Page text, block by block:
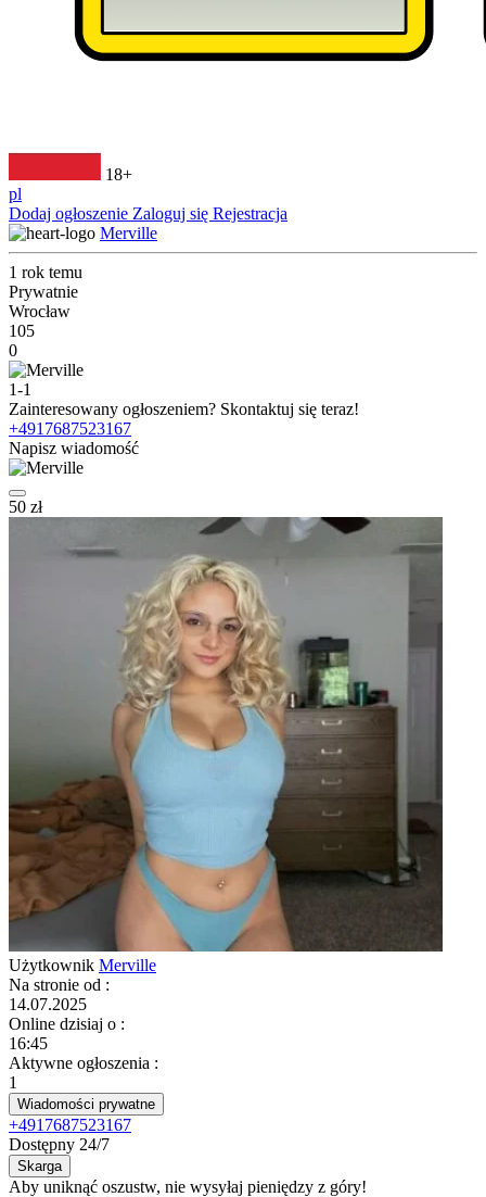
18+
pl
Dodaj ogłoszenie Zaloguj się Rejestracja
Merville
1 rok temu
Prywatnie
Wrocław
105
0
1-1
Zainteresowany ogłoszeniem? Skontaktuj się teraz!
+4917687523167
Napisz wiadomość
50 zł
Użytkownik Merville
Na stronie od :
14.07.2025
Online dzisiaj o :
16:45
Aktywne ogłoszenia :
1
Wiadomości prywatne
+4917687523167
Dostępny 24/7
Skarga
Aby uniknąć oszustw, nie wysyłaj pieniędzy z góry!